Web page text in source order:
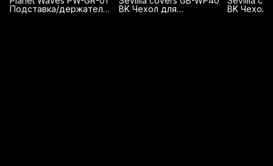
Подставка/держатель
BK Чехол для
BK Чехол